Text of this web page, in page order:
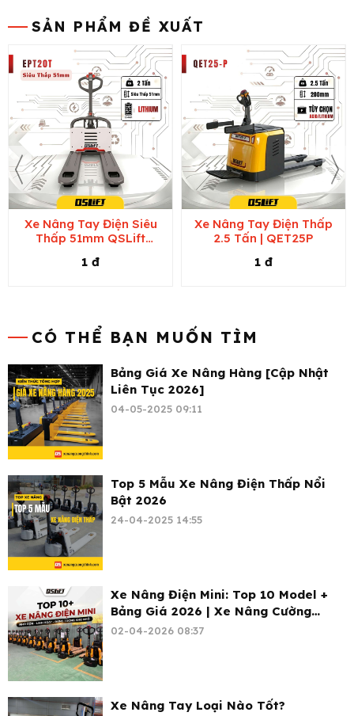
SẢN PHẨM ĐỀ XUẤT
Xe Nâng Tay Điện Siêu
Thấp 51mm QSLift
1 đ
Xe Nâng Tay Điện Thấp
2.5 Tấn | QET25P
1 đ
CÓ THỂ BẠN MUỐN TÌM
Bảng Giá Xe Nâng Hàng [Cập Nhật
Liên Tục 2026]
04-05-2025 09:11
Top 5 Mẫu Xe Nâng Điện Thấp Nổi
Bật 2026
24-04-2025 14:55
Xe Nâng Điện Mini: Top 10 Model +
Bảng Giá 2026 | Xe Nâng Cường
Thịnh
02-04-2026 08:37
Xe Nâng Tay Loại Nào Tốt?